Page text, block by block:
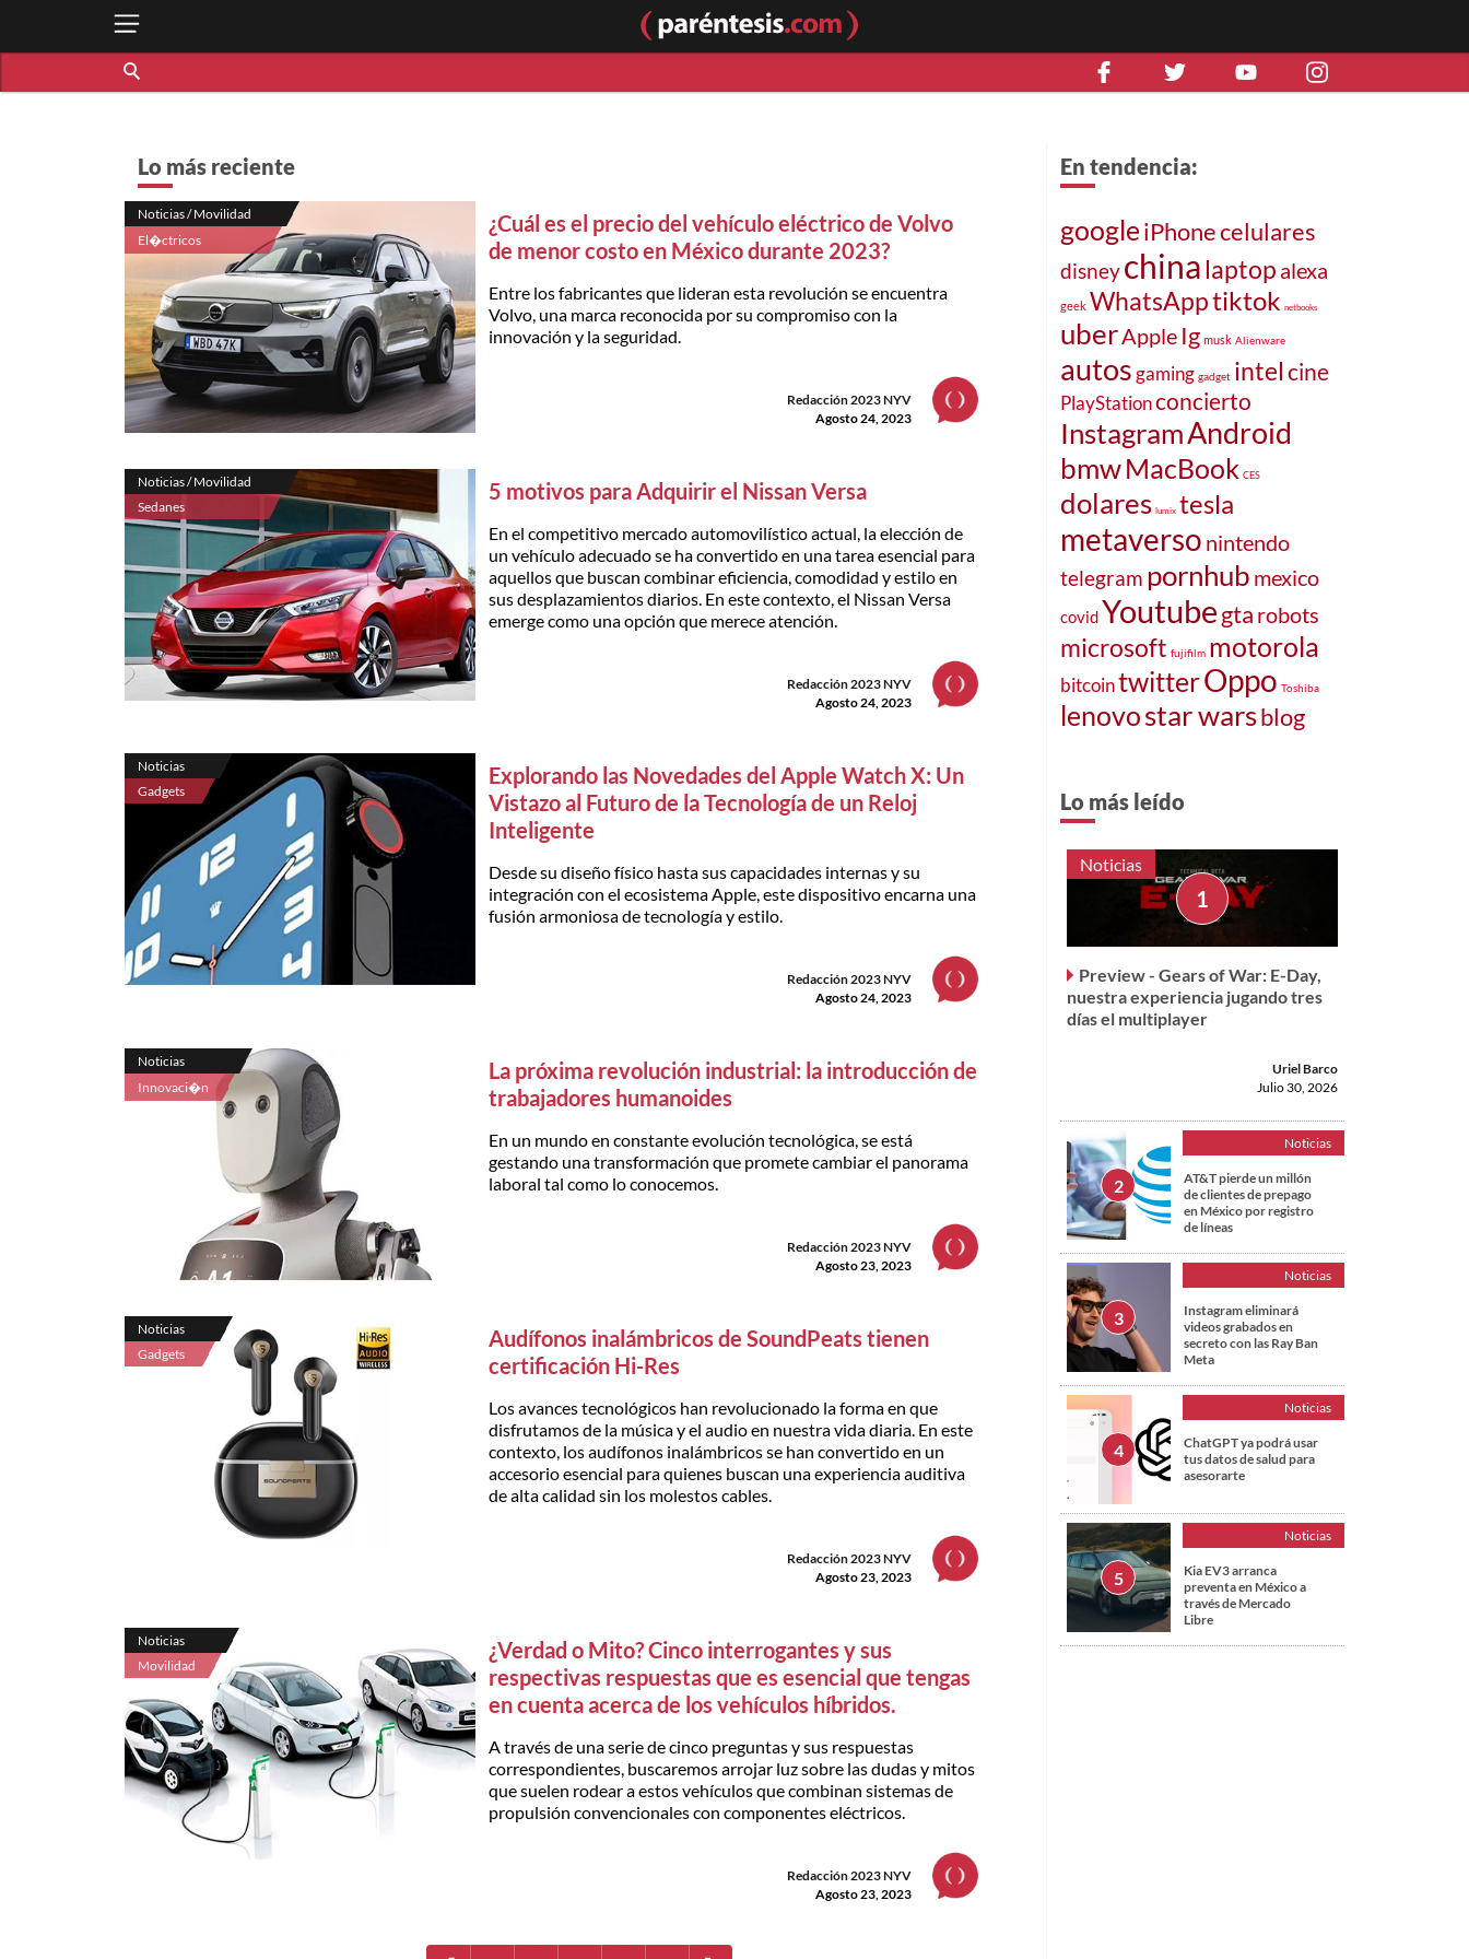
Lo más reciente
Noticias / Movilidad
El�ctricos
¿Cuál es el precio del vehículo eléctrico de Volvo
de menor costo en México durante 2023?
Entre los fabricantes que lideran esta revolución se encuentra
Volvo, una marca reconocida por su compromiso con la
innovación y la seguridad.
Redacción 2023 NYV
Agosto 24, 2023
Noticias / Movilidad
Sedanes
5 motivos para Adquirir el Nissan Versa
En el competitivo mercado automovilístico actual, la elección de
un vehículo adecuado se ha convertido en una tarea esencial para
aquellos que buscan combinar eficiencia, comodidad y estilo en
sus desplazamientos diarios. En este contexto, el Nissan Versa
emerge como una opción que merece atención.
Redacción 2023 NYV
Agosto 24, 2023
Noticias
Gadgets
Explorando las Novedades del Apple Watch X: Un
Vistazo al Futuro de la Tecnología de un Reloj
Inteligente
Desde su diseño físico hasta sus capacidades internas y su
integración con el ecosistema Apple, este dispositivo encarna una
fusión armoniosa de tecnología y estilo.
Redacción 2023 NYV
Agosto 24, 2023
Noticias
Innovaci�n
La próxima revolución industrial: la introducción de
trabajadores humanoides
En un mundo en constante evolución tecnológica, se está
gestando una transformación que promete cambiar el panorama
laboral tal como lo conocemos.
Redacción 2023 NYV
Agosto 23, 2023
Noticias
Gadgets
Audífonos inalámbricos de SoundPeats tienen
certificación Hi-Res
Los avances tecnológicos han revolucionado la forma en que
disfrutamos de la música y el audio en nuestra vida diaria. En este
contexto, los audífonos inalámbricos se han convertido en un
accesorio esencial para quienes buscan una experiencia auditiva
de alta calidad sin los molestos cables.
Redacción 2023 NYV
Agosto 23, 2023
Noticias
Movilidad
¿Verdad o Mito? Cinco interrogantes y sus
respectivas respuestas que es esencial que tengas
en cuenta acerca de los vehículos híbridos.
A través de una serie de cinco preguntas y sus respuestas
correspondientes, buscaremos arrojar luz sobre las dudas y mitos
que suelen rodear a estos vehículos que combinan sistemas de
propulsión convencionales con componentes eléctricos.
Redacción 2023 NYV
Agosto 23, 2023
En tendencia:
googleiPhonecelulares
disneychinalaptop alexa
geek WhatsApptiktok netbooks
uberApple Ig musk Alienware
autos gaming gadget intelcine
PlayStationconcierto
InstagramAndroid
bmwMacBook CES
dolares lumix tesla
metaverso nintendo
telegram pornhub mexico
covidYoutubegta robots
microsoft fujifilm motorola
bitcointwitterOppo Toshiba
lenovostar warsblog
Lo más leído
Noticias
Preview - Gears of War: E-Day,
nuestra experiencia jugando tres
días el multiplayer
Uriel Barco
Julio 30, 2026
Noticias
AT&T pierde un millón
de clientes de prepago
en México por registro
de líneas
Noticias
Instagram eliminará
videos grabados en
secreto con las Ray Ban
Meta
Noticias
ChatGPT ya podrá usar
tus datos de salud para
asesorarte
Noticias
Kia EV3 arranca
preventa en México a
través de Mercado
Libre